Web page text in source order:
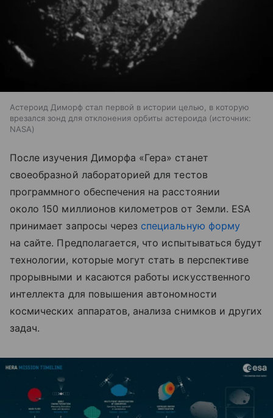
Астероид Диморф стал первой в истории целью, в которую
врезался зонд для отклонения орбиты астероида
источник:
NASA
После изучения Диморфа «Гера» станет
своеобразной лабораторией для тестов
программного обеспечения на расстоянии
около 150 миллионов километров от Земли. ESA
принимает запросы через специальную форму
на сайте. Предполагается, что испытываться будут
технологии, которые могут стать в перспективе
прорывными и касаются работы искусственного
интеллекта для повышения автономности
космических аппаратов, анализа снимков и других
задач.